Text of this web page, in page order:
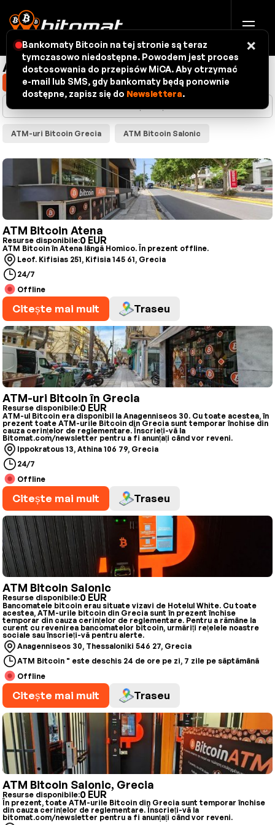
ATM-uri Bitcoin - hartă
Afișează locația mea
ATM-uri Bitcoin Grecia ATM Bitcoin Salonic
ATM Bitcoin Atena
Resurse disponibile:0 EUR
ATM Bitcoin în Atena lângă Homico. În prezent offline.
Leof. Kifisias 251, Kifisia 145 61, Grecia
24/7
Offline
Citește mai mult Traseu
ATM-uri Bitcoin în Grecia
Resurse disponibile:0 EUR
ATM-ul Bitcoin era disponibil la Anagenniseos 30. Cu toate acestea, în
prezent toate ATM-urile Bitcoin din Grecia sunt temporar închise din
cauza cerințelor de reglementare. Înscrieți-vă la
Bitomat.com/newsletter pentru a fi anunțați când vor reveni.
Ippokratous 13, Athina 106 79, Grecia
24/7
Offline
Citește mai mult Traseu
ATM Bitcoin Salonic
Resurse disponibile:0 EUR
Bancomatele bitcoin erau situate vizavi de Hotelul White. Cu toate
acestea, ATM-urile bitcoin din Grecia sunt în prezent închise
temporar din cauza cerințelor de reglementare. Pentru a rămâne la
curent cu revenirea bancomatelor bitcoin, urmăriți rețelele noastre
sociale sau înscrieți-vă pentru alerte.
Anagenniseos 30, Thessaloniki 546 27, Grecia
ATM Bitcoin " este deschis 24 de ore pe zi, 7 zile pe săptămână
Offline
Citește mai mult Traseu
ATM Bitcoin Salonic, Grecia
Resurse disponibile:0 EUR
În prezent, toate ATM-urile Bitcoin din Grecia sunt temporar închise
din cauza cerințelor de reglementare. Înscrieți-vă la
bitomat.com/newsletter pentru a fi anunțați când vor reveni.
Bankomaty Bitcoin na tej stronie są teraz
tymczasowo niedostępne. Powodem jest proces
dostosowania do przepisów MiCA. Aby otrzymać
e-mail lub SMS, gdy bankomaty będą ponownie
dostępne, zapisz się do Newslettera.
×